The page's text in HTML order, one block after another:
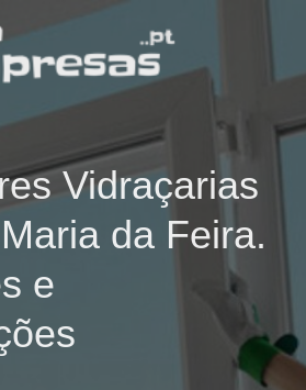
Vidraçarias
da Feira.
e